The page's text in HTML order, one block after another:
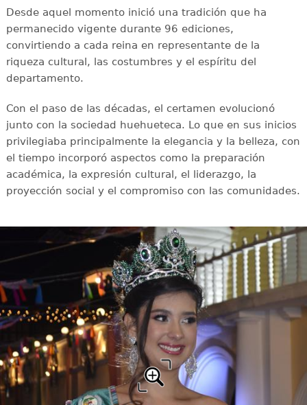
Desde aquel momento inició una tradición que ha
permanecido vigente durante 96 ediciones,
convirtiendo a cada reina en representante de la
riqueza cultural, las costumbres y el espíritu del
departamento.
Con el paso de las décadas, el certamen evolucionó
junto con la sociedad huehueteca. Lo que en sus inicios
privilegiaba principalmente la elegancia y la belleza, con
el tiempo incorporó aspectos como la preparación
académica, la expresión cultural, el liderazgo, la
proyección social y el compromiso con las comunidades.